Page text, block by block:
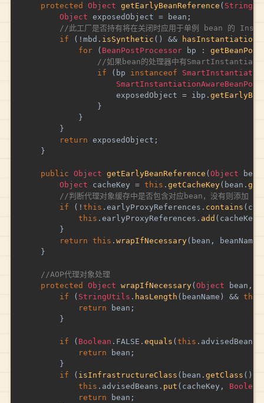
protected Object getEarlyBeanReference ( String
Object exposedObject = bean ;
//此工厂是否持有将在关闭时应用于单例 bean 的
if
( ! mbd . isSynthetic ( ) &&
for
( BeanPostProcessor bp :
//如果bean的处理器中有
if
( bp instanceof
					exposedObject
= ibp .
}
}
}
return exposedObject ;
}
public Object getEarlyBeanReference (Object bean
Object cacheKey = this . getCacheKey( bean .
//判断代理对象缓存中是否包含对应bean，没有则添加
if
( ! this . earlyProxyReferences . contains (
this . earlyProxyReferences . add ( cacheKey
}
return this . wrapIfNecessary( bean , beanName
}
//AOP代理对象处理
protected
Object wrapIfNecessary(Object bean ,
if
( StringUtils . hasLength ( beanName ) && this
return bean ;
}
if ( Boolean . FALSE . equals (this . advisedBeans
return bean ;
}
if
( isInfrastructureClass ( bean . getClass ( )
this . advisedBeans . put ( cacheKey , Boolean
return bean ;